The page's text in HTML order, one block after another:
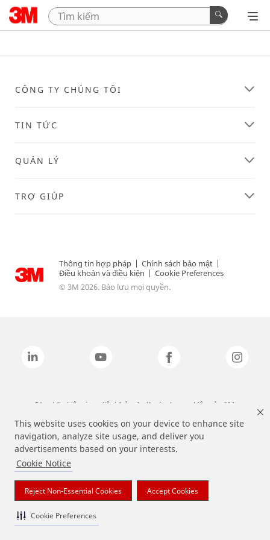
This website uses cookies on your device to enhance site
navigation, analyze site usage, and deliver you
advertisements based on your interests.
Cookie Notice
Reject Non-Essential Cookies Accept Cookies
Cookie Preferences
CÔNG TY CHÚNG TÔI
TIN TỨC
QUẢN LÝ
TRỢ GIÚP
Thông tin hợp pháp | Chính sách bảo mật |
Điều khoản và điều kiện | Cookie Preferences
© 3M 2026. Bảo lưu mọi quyền.
Các nhãn hiệu được liệt kê ở trên là các thương hiệu của 3M.